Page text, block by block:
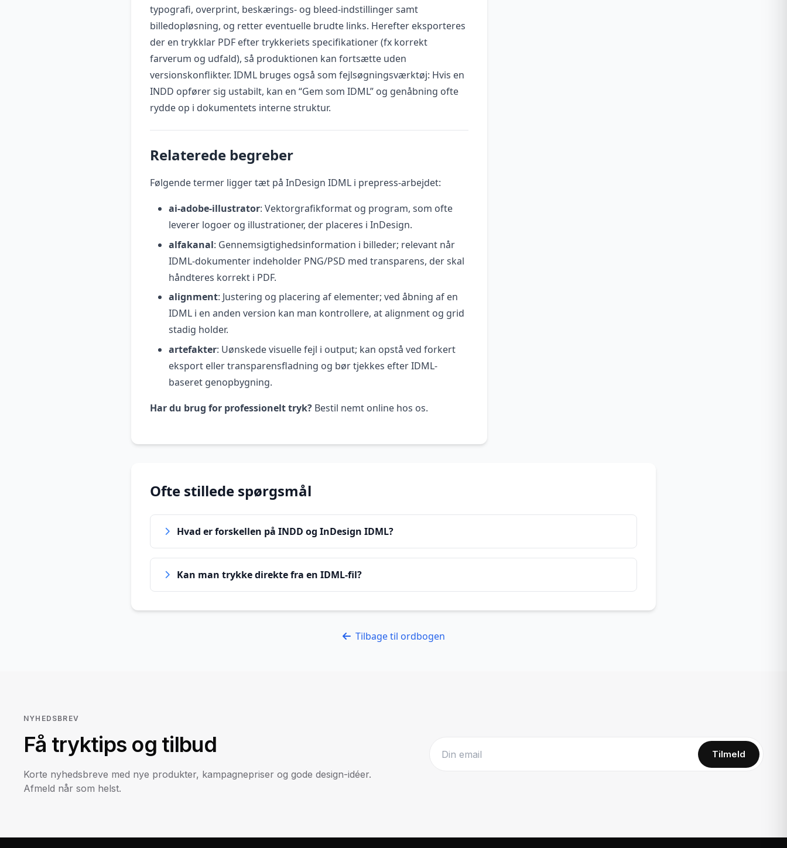
typografi, overprint, beskærings- og bleed-indstillinger samt
billedopløsning, og retter eventuelle brudte links. Herefter eksporteres
der en trykklar PDF efter trykkeriets specifikationer (fx korrekt
farverum og udfald), så produktionen kan fortsætte uden
versionskonflikter. IDML bruges også som fejlsøgningsværktøj: Hvis en
INDD opfører sig ustabilt, kan en “Gem som IDML” og genåbning ofte
rydde op i dokumentets interne struktur.
Relaterede begreber
Følgende termer ligger tæt på InDesign IDML i prepress-arbejdet:
ai-adobe-illustrator: Vektorgrafikformat og program, som ofte
leverer logoer og illustrationer, der placeres i InDesign.
alfakanal: Gennemsigtighedsinformation i billeder; relevant når
IDML-dokumenter indeholder PNG/PSD med transparens, der skal
håndteres korrekt i PDF.
alignment: Justering og placering af elementer; ved åbning af en
IDML i en anden version kan man kontrollere, at alignment og grid
stadig holder.
artefakter: Uønskede visuelle fejl i output; kan opstå ved forkert
eksport eller transparensfladning og bør tjekkes efter IDML-
baseret genopbygning.
Har du brug for professionelt tryk? Bestil nemt online hos os.
Ofte stillede spørgsmål
Hvad er forskellen på INDD og InDesign IDML?
Kan man trykke direkte fra en IDML-fil?
Tilbage til ordbogen
NYHEDSBREV
Få tryktips og tilbud
Korte nyhedsbreve med nye produkter, kampagnepriser og gode design-idéer.
Afmeld når som helst.
Tilmeld